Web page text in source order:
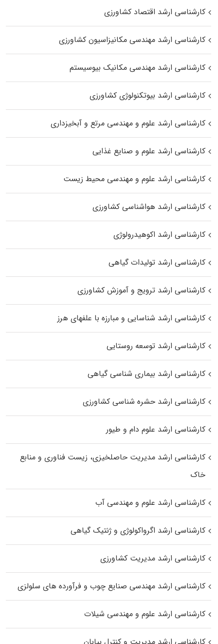
کارشناسی ارشد اقتصاد کشاورزی
کارشناسی ارشد مهندسی مکانیزاسیون کشاورزی
کارشناسی ارشد مهندسی مکانیک بیوسیستم
کارشناسی ارشد بیوتکنولوژی کشاورزی
کارشناسی ارشد علوم و مهندسی مرتع و آبخیزداری
کارشناسی ارشد علوم و صنایع غذایی
کارشناسی ارشد علوم و مهندسی محیط زیست
کارشناسی ارشد هواشناسی کشاورزی
کارشناسی ارشد اکوهیدرولوژی
کارشناسی ارشد تولیدات گیاهی
کارشناسی ارشد ترویج و آموزش کشاورزی
کارشناسی ارشد شناسایی و مبارزه با علفهای هرز
کارشناسی ارشد توسعه روستایی
کارشناسی ارشد بیماری‌ شناسی گیاهی
کارشناسی ارشد حشره‌ شناسی کشاورزی
کارشناسی ارشد علوم دام و طیور
کارشناسی ارشد مدیریت حاصلخیزی، زیست فناوری و منابع
خاک
کارشناسی ارشد علوم و مهندسی آب
کارشناسی ارشد اگرواکولوژی و ژنتیک گیاهی
کارشناسی ارشد مدیریت کشاورزی
کارشناسی ارشد مهندسی صنایع چوب و فرآورده‌ های سلولزی
کارشناسی ارشد علوم و مهندسی شیلات